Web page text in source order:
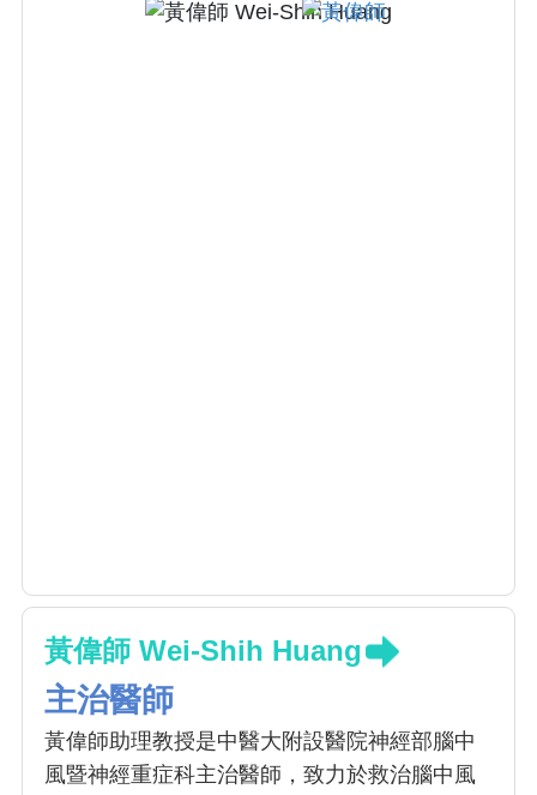
黃偉師 Wei-Shih Huang
主治醫師
黃偉師助理教授是中醫大附設醫院神經部腦中
風暨神經重症科主治醫師，致力於救治腦中風